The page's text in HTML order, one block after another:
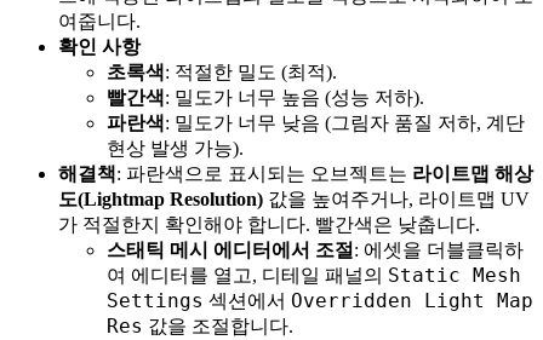
여줍니다.
확인 사항
초록색: 적절한 밀도 (최적).
빨간색: 밀도가 너무 높음 (성능 저하).
파란색: 밀도가 너무 낮음 (그림자 품질 저하, 계단
현상 발생 가능).
해결책: 파란색으로 표시되는 오브젝트는 라이트맵 해상
도(Lightmap Resolution) 값을 높여주거나, 라이트맵 UV
가 적절한지 확인해야 합니다. 빨간색은 낮춥니다.
스태틱 메시 에디터에서 조절 : 에셋을 더블클릭하
여 에디터를 열고, 디테일 패널의 Static Mesh
Settings 섹션에서 Overridden Light Map
Res 값을 조절합니다.